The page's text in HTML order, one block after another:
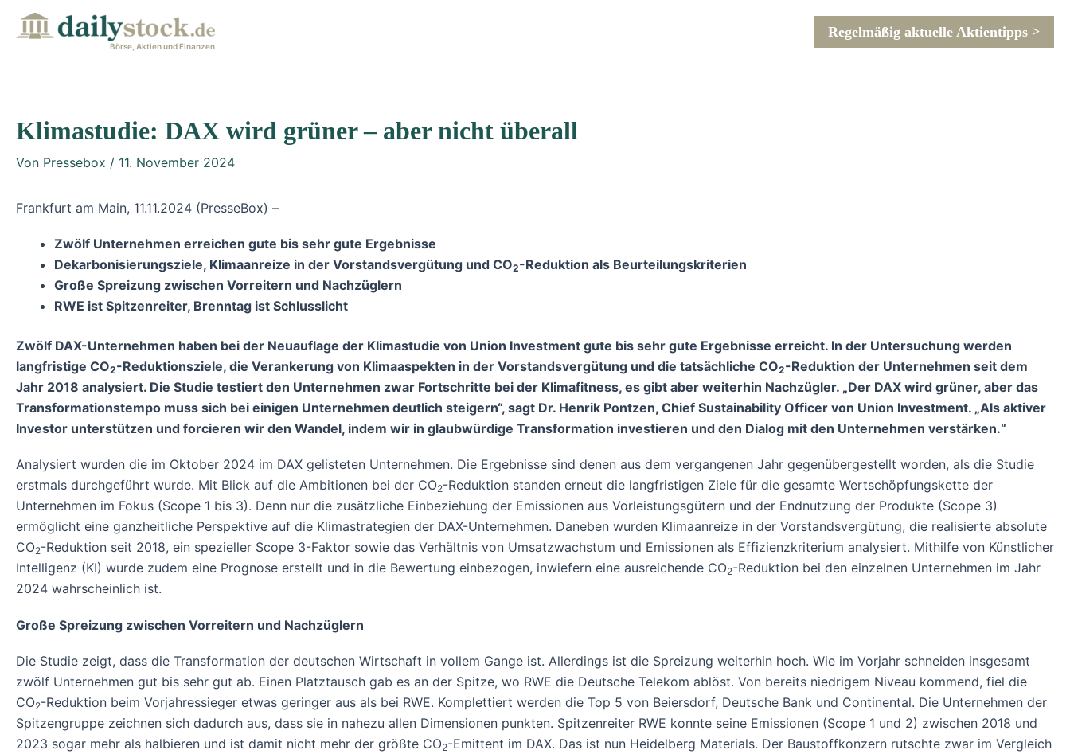
Inhalt
Börse, Aktien und Finanzen
Regelmäßig aktuelle Aktientipps >
Klimastudie: DAX wird grüner – aber nicht überall
Von Pressebox / 11. November 2024
Frankfurt am Main, 11.11.2024 (PresseBox) –
Zwölf Unternehmen erreichen gute bis sehr gute Ergebnisse
Dekarbonisierungsziele, Klimaanreize in der Vorstandsvergütung und CO2-Reduktion als Beurteilungskriterien
Große Spreizung zwischen Vorreitern und Nachzüglern
RWE ist Spitzenreiter, Brenntag ist Schlusslicht
Zwölf DAX-Unternehmen haben bei der Neuauflage der Klimastudie von Union Investment gute bis sehr gute Ergebnisse erreicht. In der Untersuchung werden
langfristige CO2-Reduktionsziele, die Verankerung von Klimaaspekten in der Vorstandsvergütung und die tatsächliche CO2-Reduktion der Unternehmen seit dem
Jahr 2018 analysiert. Die Studie testiert den Unternehmen zwar Fortschritte bei der Klimafitness, es gibt aber weiterhin Nachzügler. „Der DAX wird grüner, aber das
Transformationstempo muss sich bei einigen Unternehmen deutlich steigern“, sagt Dr. Henrik Pontzen, Chief Sustainability Officer von Union Investment. „Als aktiver
Investor unterstützen und forcieren wir den Wandel, indem wir in glaubwürdige Transformation investieren und den Dialog mit den Unternehmen verstärken.“
Analysiert wurden die im Oktober 2024 im DAX gelisteten Unternehmen. Die Ergebnisse sind denen aus dem vergangenen Jahr gegenübergestellt worden, als die Studie
erstmals durchgeführt wurde. Mit Blick auf die Ambitionen bei der CO2-Reduktion standen erneut die langfristigen Ziele für die gesamte Wertschöpfungskette der
Unternehmen im Fokus (Scope 1 bis 3). Denn nur die zusätzliche Einbeziehung der Emissionen aus Vorleistungsgütern und der Endnutzung der Produkte (Scope 3)
ermöglicht eine ganzheitliche Perspektive auf die Klimastrategien der DAX-Unternehmen. Daneben wurden Klimaanreize in der Vorstandsvergütung, die realisierte absolute
CO2-Reduktion seit 2018, ein spezieller Scope 3-Faktor sowie das Verhältnis von Umsatzwachstum und Emissionen als Effizienzkriterium analysiert. Mithilfe von Künstlicher
Intelligenz (KI) wurde zudem eine Prognose erstellt und in die Bewertung einbezogen, inwiefern eine ausreichende CO2-Reduktion bei den einzelnen Unternehmen im Jahr
2024 wahrscheinlich ist.
Große Spreizung zwischen Vorreitern und Nachzüglern
Die Studie zeigt, dass die Transformation der deutschen Wirtschaft in vollem Gange ist. Allerdings ist die Spreizung weiterhin hoch. Wie im Vorjahr schneiden insgesamt
zwölf Unternehmen gut bis sehr gut ab. Einen Platztausch gab es an der Spitze, wo RWE die Deutsche Telekom ablöst. Von bereits niedrigem Niveau kommend, fiel die
CO2-Reduktion beim Vorjahressieger etwas geringer aus als bei RWE. Komplettiert werden die Top 5 von Beiersdorf, Deutsche Bank und Continental. Die Unternehmen der
Spitzengruppe zeichnen sich dadurch aus, dass sie in nahezu allen Dimensionen punkten. Spitzenreiter RWE konnte seine Emissionen (Scope 1 und 2) zwischen 2018 und
2023 sogar mehr als halbieren und ist damit nicht mehr der größte CO2-Emittent im DAX. Das ist nun Heidelberg Materials. Der Baustoffkonzern rutschte zwar im Vergleich
navigation